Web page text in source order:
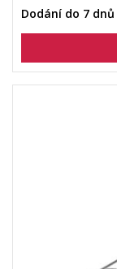
Dodání do 7 dnů